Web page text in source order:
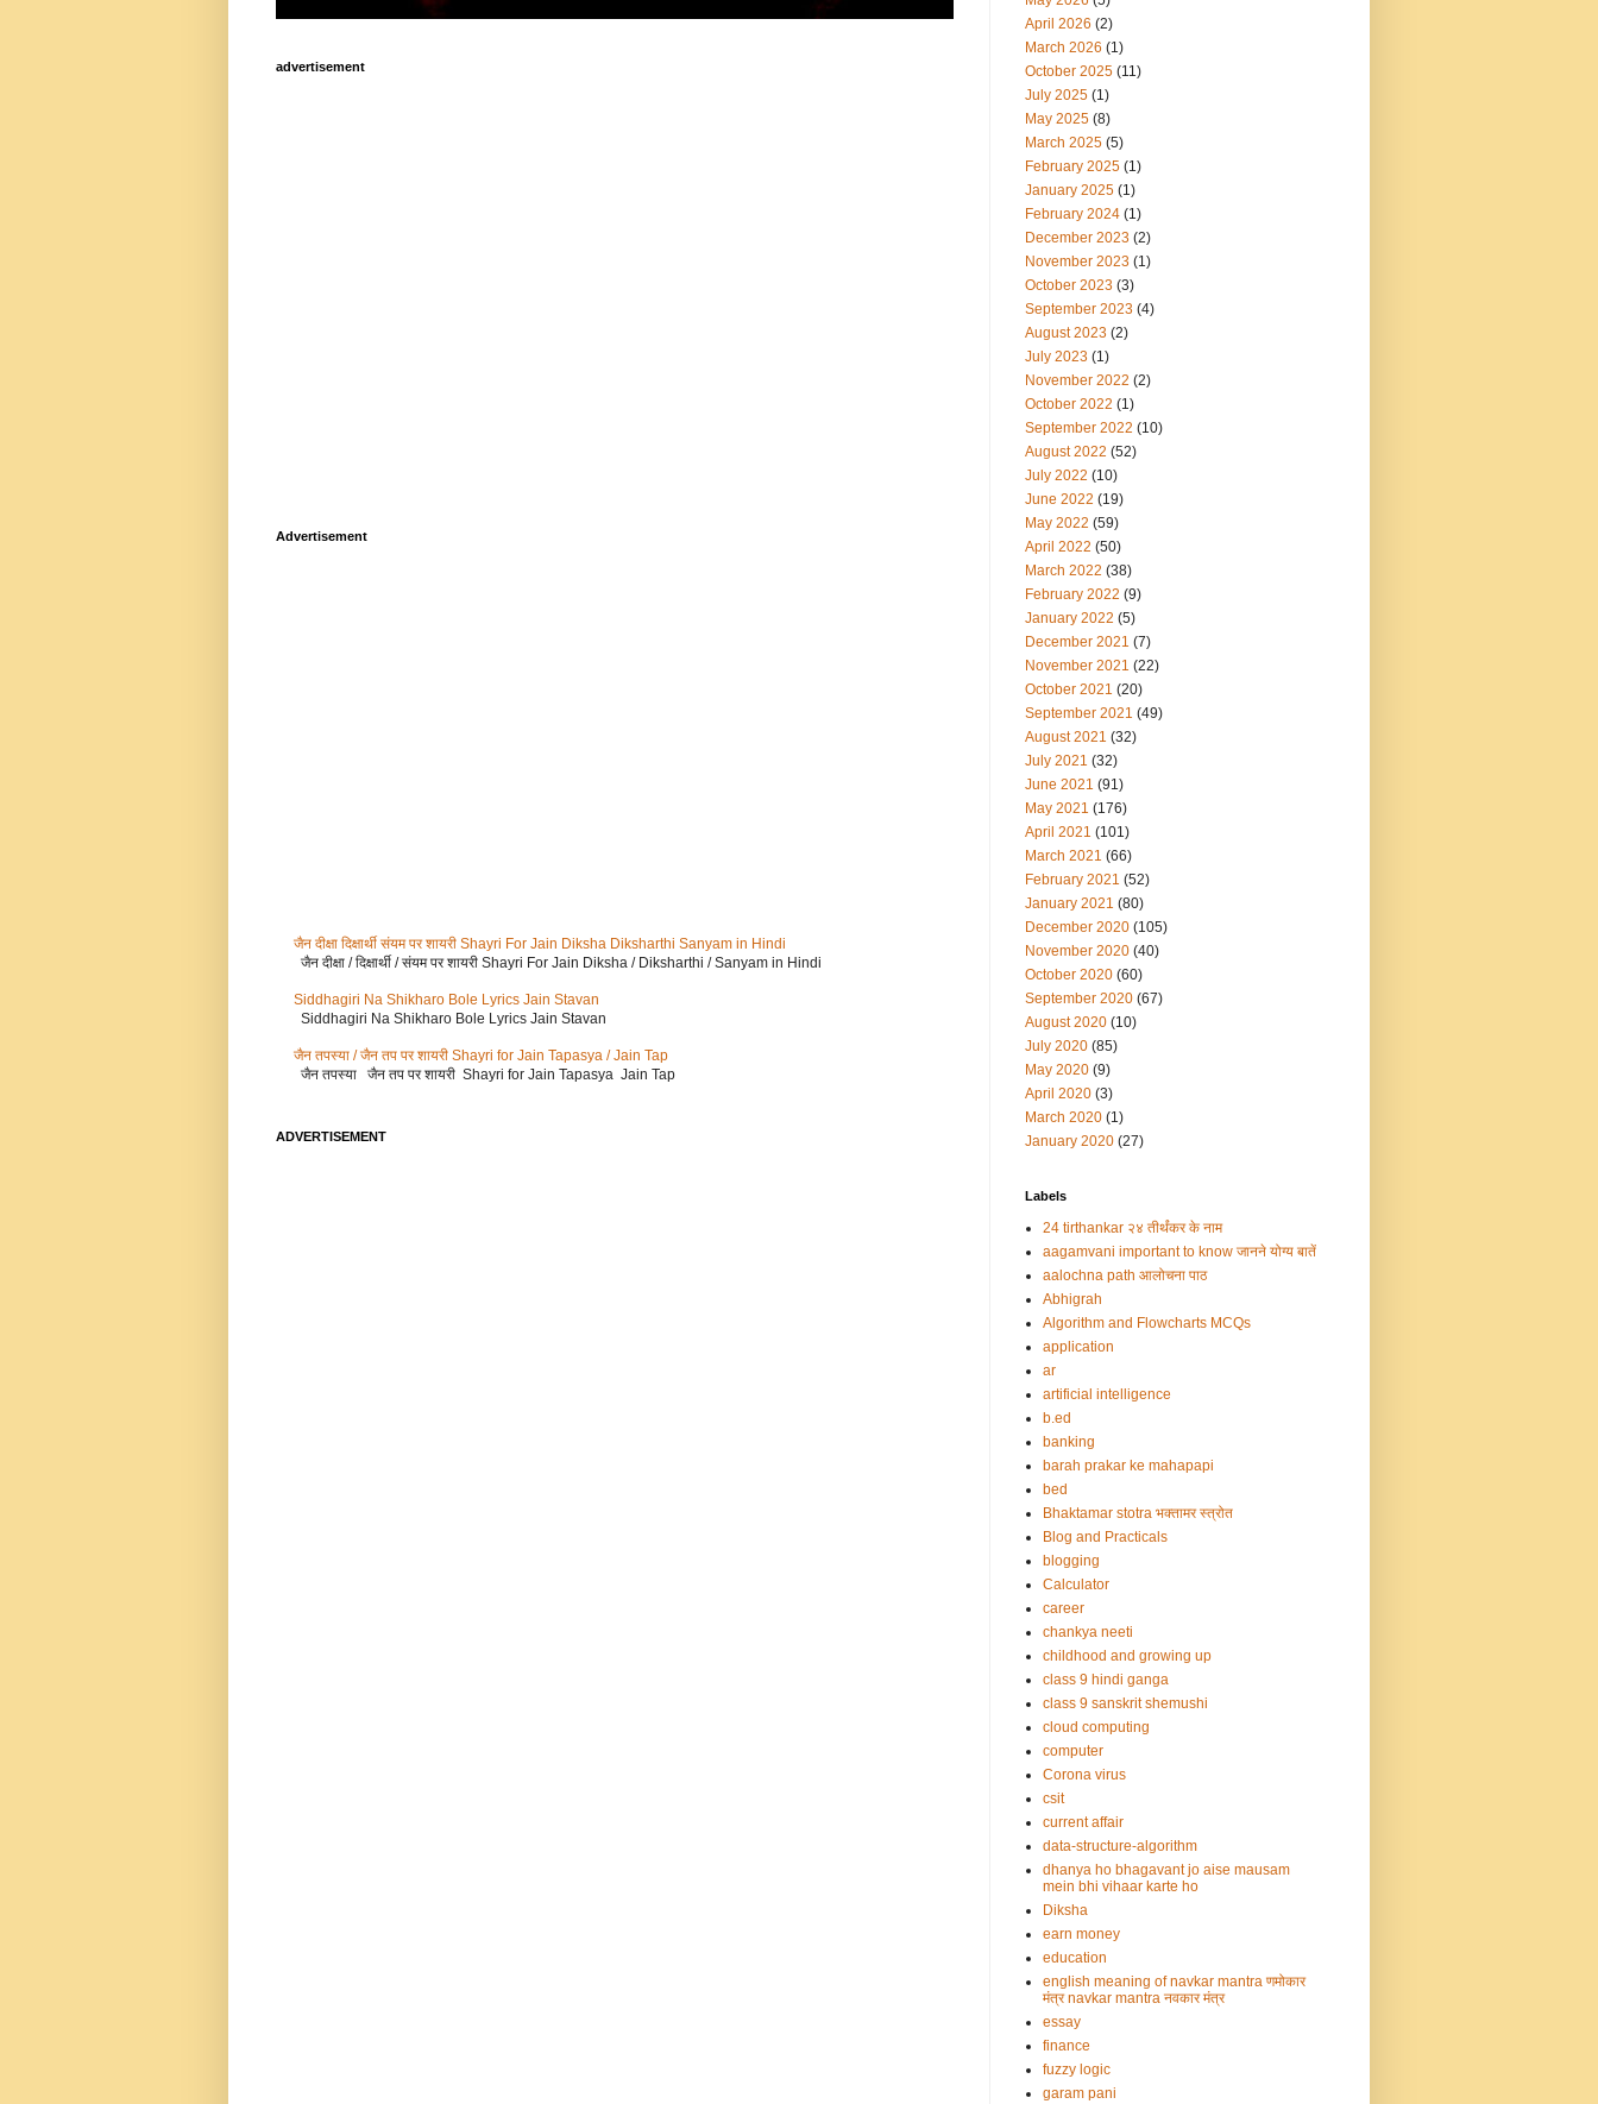
advertisement
Advertisement
जैन दीक्षा दिक्षार्थी संयम पर शायरी Shayri For Jain Diksha Diksharthi Sanyam in Hindi
जैन दीक्षा / दिक्षार्थी / संयम पर शायरी Shayri For Jain Diksha / Diksharthi / Sanyam in Hindi
Siddhagiri Na Shikharo Bole Lyrics Jain Stavan
Siddhagiri Na Shikharo Bole Lyrics Jain Stavan
जैन तपस्या / जैन तप पर शायरी Shayri for Jain Tapasya / Jain Tap
जैन तपस्या जैन तप पर शायरी Shayri for Jain Tapasya Jain Tap
ADVERTISEMENT
April 2026 (2)
March 2026 (1)
October 2025 (11)
July 2025 (1)
May 2025 (8)
March 2025 (5)
February 2025 (1)
January 2025 (1)
February 2024 (1)
December 2023 (2)
November 2023 (1)
October 2023 (3)
September 2023 (4)
August 2023 (2)
July 2023 (1)
November 2022 (2)
October 2022 (1)
September 2022 (10)
August 2022 (52)
July 2022 (10)
June 2022 (19)
May 2022 (59)
April 2022 (50)
March 2022 (38)
February 2022 (9)
January 2022 (5)
December 2021 (7)
November 2021 (22)
October 2021 (20)
September 2021 (49)
August 2021 (32)
July 2021 (32)
June 2021 (91)
May 2021 (176)
April 2021 (101)
March 2021 (66)
February 2021 (52)
January 2021 (80)
December 2020 (105)
November 2020 (40)
October 2020 (60)
September 2020 (67)
August 2020 (10)
July 2020 (85)
May 2020 (9)
April 2020 (3)
March 2020 (1)
January 2020 (27)
Labels
24 tirthankar २४ तीर्थंकर के नाम
aagamvani important to know जानने योग्य बातें
aalochna path आलोचना पाठ
Abhigrah
Algorithm and Flowcharts MCQs
application
ar
artificial intelligence
b.ed
banking
barah prakar ke mahapapi
bed
Bhaktamar stotra भक्तामर स्त्रोत
Blog and Practicals
blogging
Calculator
career
chankya neeti
childhood and growing up
class 9 hindi ganga
class 9 sanskrit shemushi
cloud computing
computer
Corona virus
csit
current affair
data-structure-algorithm
dhanya ho bhagavant jo aise mausam
mein bhi vihaar karte ho
Diksha
earn money
education
english meaning of navkar mantra णमोकार
मंत्र navkar mantra नवकार मंत्र
essay
finance
fuzzy logic
garam pani